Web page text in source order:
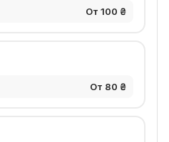
От 100 ₴
От 80 ₴